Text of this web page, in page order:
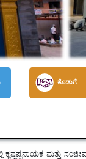
ಕೊಡುಗೆ
ಮತ್ತು